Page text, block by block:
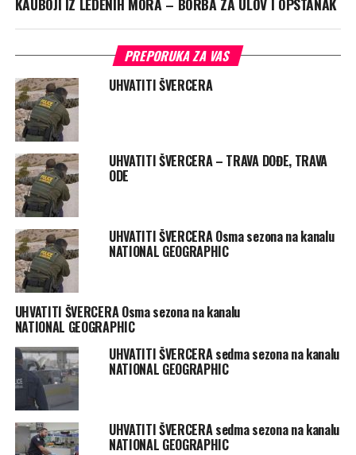
PREPORUKA ZA VAS
UHVATITI ŠVERCERA
UHVATITI ŠVERCERA – TRAVA DOĐE, TRAVA
ODE
UHVATITI ŠVERCERA Osma sezona na kanalu
NATIONAL GEOGRAPHIC
UHVATITI ŠVERCERA Osma sezona na kanalu
NATIONAL GEOGRAPHIC
UHVATITI ŠVERCERA sedma sezona na kanalu
NATIONAL GEOGRAPHIC
UHVATITI ŠVERCERA sedma sezona na kanalu
NATIONAL GEOGRAPHIC